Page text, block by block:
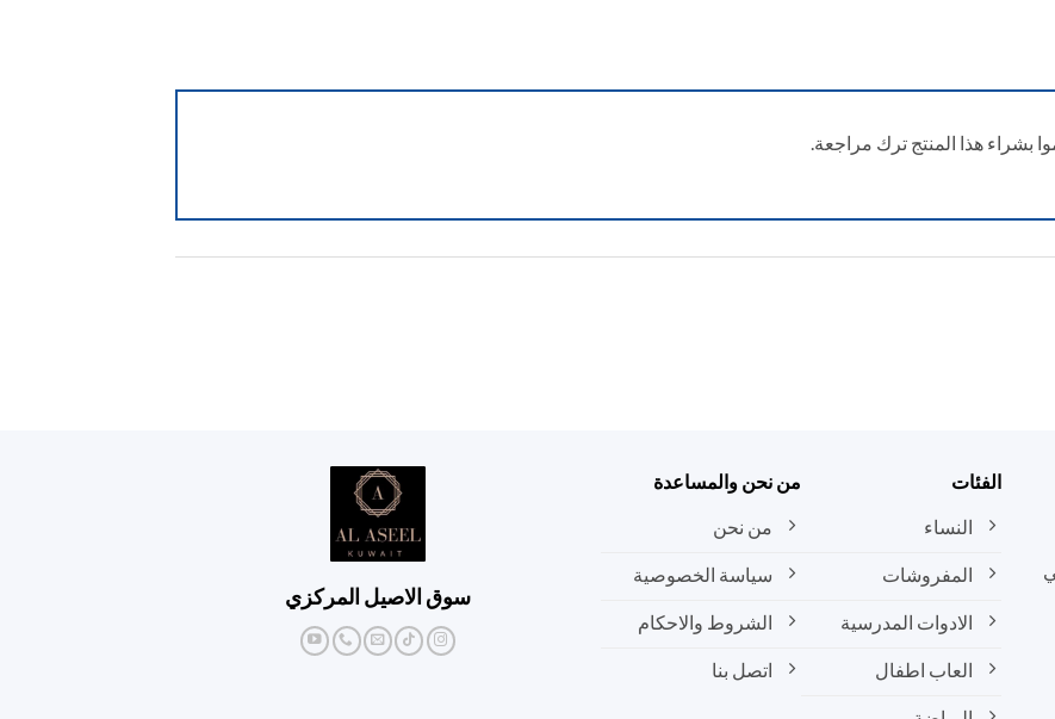
بشراء هذا المنتج ترك مراجعة.
الفئات
النساء
المفروشات
الادوات المدرسية
العاب اطفال
من نحن والمساعدة
من نحن
سياسة الخصوصية
الشروط والاحكام
اتصل بنا
سوق الاصيل المركزي